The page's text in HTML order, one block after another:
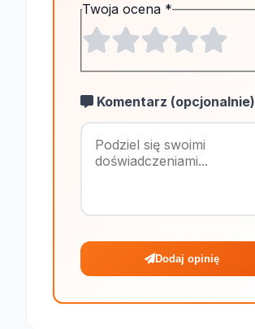
Twoja ocena *
Komentarz (opcjonalnie)
Dodaj opinię